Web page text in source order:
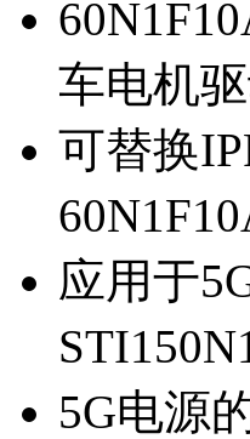
车电机驱
可替换
应用于
5G电源